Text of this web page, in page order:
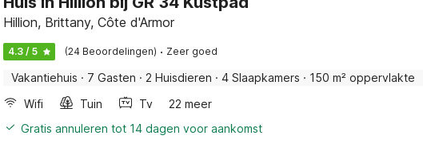
Hillion, Brittany, Côte d'Armor
4.3 / 5 (24 Beoordelingen) · Zeer goed
Vakantiehuis · 7 Gasten · 2 Huisdieren · 4 Slaapkamers · 150 m² oppervlakte
Wifi
Tuin Tv
22 meer
Gratis annuleren tot 14 dagen voor aankomst